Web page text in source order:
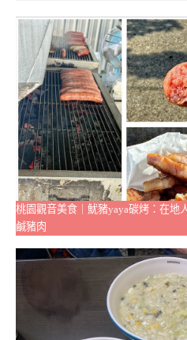
桃園觀音美食｜魷豬yaya碳烤：在地
鹹豬肉